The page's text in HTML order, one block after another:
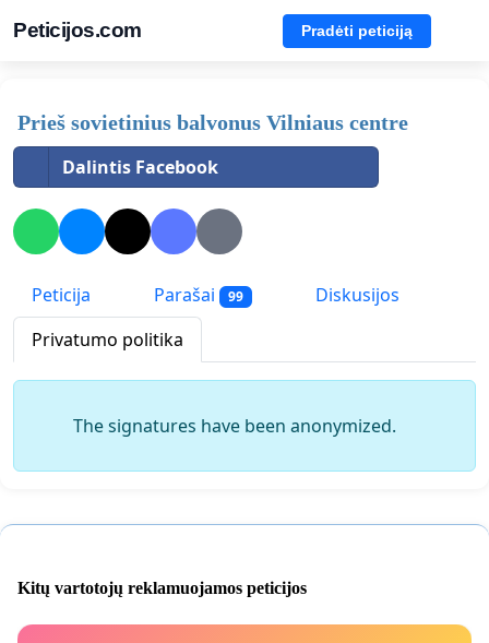
Peticijos.com Pradėti peticiją
Prieš sovietinius balvonus Vilniaus centre
Dalintis Facebook
Peticija Parašai 99
Diskusijos
Privatumo politika
The signatures have been anonymized.
Kitų vartotojų reklamuojamos peticijos